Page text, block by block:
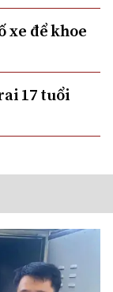
xe để khoe
17 tuổi